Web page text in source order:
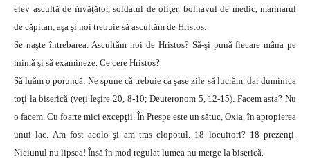
elev ascultă de învăţător, soldatul de ofiţer, bolnavul de medic, marinarul
de căpitan, aşa şi noi trebuie să ascultăm de Hristos.
Se naşte întrebarea: Ascultăm noi de Hristos? Să-şi pună fiecare mâna pe
inimă şi să examineze. Ce cere Hristos?
Să luăm o poruncă. Ne spune că trebuie ca şase zile să lucrăm, dar duminica
toţi la biserică (veţi Ieşire 20, 8-10; Deuteronom 5, 12-15). Facem asta? Nu
o facem. Cu foarte mici excepţii. În Prespe este un sătuc, Oxia, în apropierea
unui lac. Am fost acolo şi am tras clopotul. 18 locuitori? 18 prezenţi.
Niciunul nu lipsea! Însă în mod regulat lumea nu merge la biserică.